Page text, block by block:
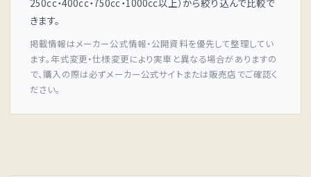
きます。
掲載情報はメーカー公式情報・公開資料を優先して整理してい
ます。年式変更・仕様変更により実車と異なる場合がありますの
で、購入の際は必ずメーカー公式サイトまたは販売店でご確認く
ださい。